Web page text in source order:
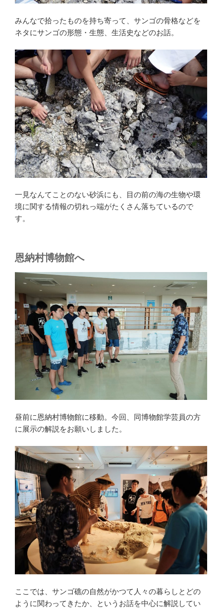
みんなで拾ったものを持ち寄って、サンゴの骨格などを
ネタにサンゴの形態・生態、生活史などのお話。
一見なんてことのない砂浜にも、目の前の海の生物や環
境に関する情報の切れっ端がたくさん落ちているので
す。
恩納村博物館へ
昼前に恩納村博物館に移動。今回、同博物館学芸員の方
に展示の解説をお願いしました。
ここでは、サンゴ礁の自然がかつて人々の暮らしとどの
ように関わってきたか、というお話を中心に解説してい